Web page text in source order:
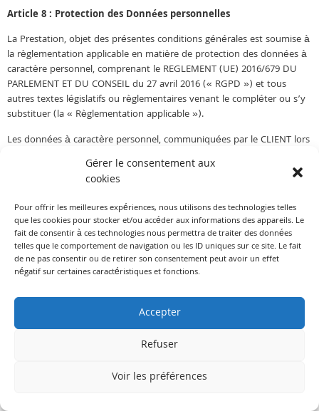
Gérer le consentement aux
cookies
Pour offrir les meilleures expériences, nous utilisons des technologies telles
que les cookies pour stocker et/ou accéder aux informations des appareils. Le
fait de consentir à ces technologies nous permettra de traiter des données
telles que le comportement de navigation ou les ID uniques sur ce site. Le fait
de ne pas consentir ou de retirer son consentement peut avoir un effet
négatif sur certaines caractéristiques et fonctions.
Accepter
Refuser
Voir les préférences
Article 8 : Protection des Données personnelles
La Prestation, objet des présentes conditions générales est soumise à
la règlementation applicable en matière de protection des données à
caractère personnel, comprenant le REGLEMENT (UE) 2016/679 DU
PARLEMENT ET DU CONSEIL du 27 avril 2016 (« RGPD ») et tous
autres textes législatifs ou règlementaires venant le compléter ou s’y
substituer (la « Règlementation applicable »).
Les données à caractère personnel, communiquées par le CLIENT lors
de son inscription sur le site garance-taxi.fr ou les applications mobiles
et celles recueillies à l’occasion de chaque course, sont obligatoires et
pertinentes pour la réalisation de la Prestation. Sans ces informations,
la Prestation de la SOCIETE ne pourrait être fournie.
Ces informations sont :
le numéro de téléphone présenté par le CLIENT,
l’enregistrement de la conversation téléphonique,
les nom et prénom du (des) passager(s) et adresse email,
le détail des données relatives à la course effectuée,
les données de connexion, d’utilisation, de localisation
et les données relatives à la carte de paiement du CLIENT (N°
de la carte, date d’expiration, cryptogramme visuel).
des fins de preuve et afin d’optimiser l’efficacité du processus de
gestion des commandes, l’ensemble des informations relatives aux